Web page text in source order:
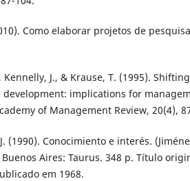
Como elaborar projetos de
Kennelly, J., & Krause, T. (1995).
development: implications for
of Management Review, 20(4),
(1990). Conocimiento e interés.
Buenos Aires: Taurus. 348 p. Título
em 1968.